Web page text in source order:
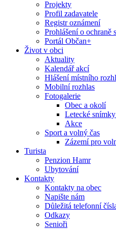
Projekty
Profil zadavatele
Registr oznámení
Prohlášení o ochraně
Portál Občan+
Život v obci
Aktuality
Kalendář akcí
Hlášení místního
Mobilní rozhlas
Fotogalerie
Obec a okolí
Letecké
Akce
Sport a volný čas
Zázemí pro
Turista
Penzion Hamr
Ubytování
Kontakty
Kontakty na obec
Napište nám
Důležitá telefonní
Odkazy
Senioři